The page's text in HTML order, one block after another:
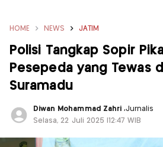
HOME NEWS JATIM
Polisi Tangkap Sopir
Pesepeda yang Tewas
Suramadu
Diwan Mohammad Zahri,Jurnalis
Selasa, 22 Juli 2025 |12:47 WIB